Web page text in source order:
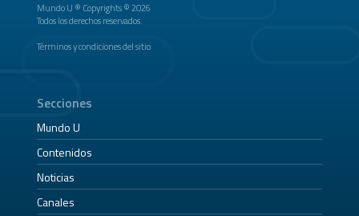
Mundo U ® Copyrights © 2026
Todos los derechos reservados.
Términos y condiciones del sitio
Secciones
Mundo U
Contenidos
Noticias
Canales